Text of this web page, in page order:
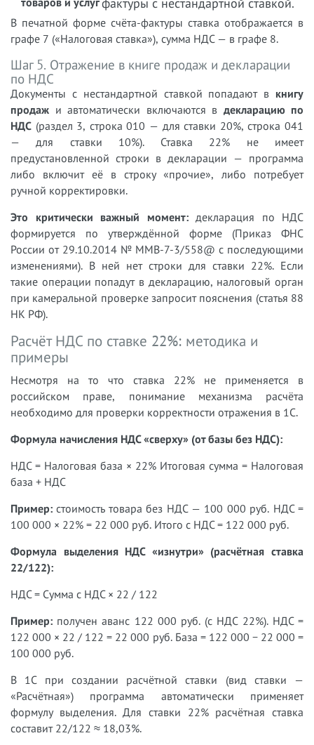
В печатной форме счёта-фактуры ставка отображается в
графе 7 («Налоговая ставка»), сумма НДС — в графе 8.
Шаг 5. Отражение в книге продаж и декларации
по НДС
Документы с нестандартной ставкой попадают в книгу
продаж и автоматически включаются в декларацию по
НДС (раздел 3, строка 010 — для ставки 20%, строка 041
— для ставки 10%). Ставка 22% не имеет
предустановленной строки в декларации — программа
либо включит её в строку «прочие», либо потребует
ручной корректировки.
Это критически важный момент:декларация по НДС
формируется по утверждённой форме (Приказ ФНС
России от 29.10.2014 № ММВ-7-3/558@ с последующими
изменениями). В ней нет строки для ставки 22%. Если
такие операции попадут в декларацию, налоговый орган
при камеральной проверке запросит пояснения (статья 88
НК РФ).
Расчёт НДС по ставке 22%: методика и
примеры
Несмотря на то что ставка 22% не применяется в
российском праве, понимание механизма расчёта
необходимо для проверки корректности отражения в 1С.
Формула начисления НДС «сверху» (от базы без НДС):
НДС = Налоговая база × 22% Итоговая сумма = Налоговая
база + НДС
Пример: стоимость товара без НДС — 100 000 руб. НДС =
100 000 × 22% = 22 000 руб. Итого с НДС = 122 000 руб.
Формула выделения НДС «изнутри» (расчётная ставка
22/122):
НДС = Сумма с НДС × 22 / 122
Пример: получен аванс 122 000 руб. (с НДС 22%). НДС =
122 000 × 22 / 122 = 22 000 руб. База = 122 000 − 22 000 =
100 000 руб.
В 1С при создании расчётной ставки (вид ставки —
«Расчётная») программа автоматически применяет
формулу выделения. Для ставки 22% расчётная ставка
составит 22/122 ≈ 18,03%.